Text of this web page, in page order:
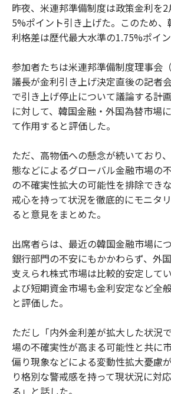
昨夜、米連邦準備制度は政策金利を
5%ポイント引き上げた。このため
利格差は歴代最大水準の1.75%ポイン
参加者たちは米連邦準備制度理事会
議長が金利引き上げ決定直後の記者
で引き上げ停止について議論する計
に対して、韓国金融・外国為替市場
て作用すると評価した。
ただ、高物価への懸念が続いており
態などによるグローバル金融市場の
の不確実性拡大の可能性を排除でき
戒心を持って状況を徹底的にモニタ
ると意見をまとめた。
出席者らは、最近の韓国金融市場に
銀行部門の不安にもかかわらず、外
支えられ株式市場は比較的安定して
よび短期資金市場も金利安定など全
と評価した。
ただし「内外金利差が拡大した状況
場の不確実性が高まる可能性と共に
偏り現象などによる変動性拡大憂慮
り格別な警戒感を持って現状況に対